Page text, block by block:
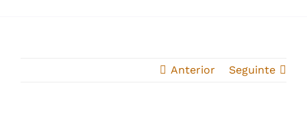
Anterior Seguinte